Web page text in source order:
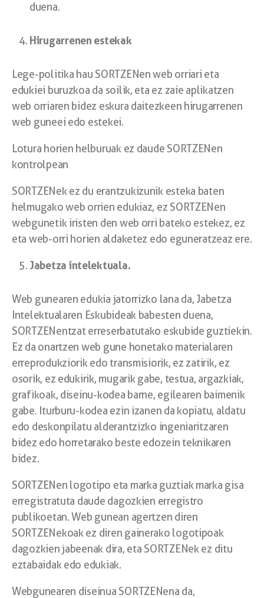
duena.
Hirugarrenen estekak
Lege-politika hau SORTZENen web orriari eta
edukiei buruzkoa da soilik, eta ez zaie aplikatzen
web orriaren bidez eskura daitezkeen hirugarrenen
web guneei edo estekei.
Lotura horien helburuak ez daude SORTZENen
kontrolpean
SORTZENek ez du erantzukizunik esteka baten
helmugako web orrien edukiaz, ez SORTZENen
webgunetik iristen den web orri bateko estekez, ez
eta web-orri horien aldaketez edo eguneratzeaz ere.
Jabetza intelektuala.
Web gunearen edukia jatorrizko lana da, Jabetza
Intelektualaren Eskubideak babesten duena,
SORTZENentzat erreserbatutako eskubide guztiekin.
Ez da onartzen web gune honetako materialaren
erreprodukziorik edo transmisiorik, ez zatirik, ez
osorik, ez edukirik, mugarik gabe, testua, argazkiak,
grafikoak, diseinu-kodea barne, egilearen baimenik
gabe. Iturburu-kodea ezin izanen da kopiatu, aldatu
edo deskonpilatu alderantzizko ingeniaritzaren
bidez edo horretarako beste edozein teknikaren
bidez.
SORTZENen logotipo eta marka guztiak marka gisa
erregistratuta daude dagozkien erregistro
publikoetan. Web gunean agertzen diren
SORTZENekoak ez diren gainerako logotipoak
dagozkien jabeenak dira, eta SORTZENek ez ditu
eztabaidak edo edukiak.
Webgunearen diseinua SORTZENena da,